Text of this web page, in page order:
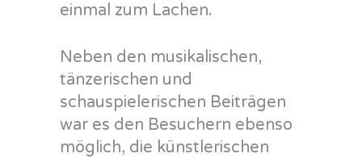
einmal zum Lachen.
Neben den musikalischen,
tänzerischen und
schauspielerischen Beiträgen
war es den Besuchern ebenso
möglich, die künstlerischen